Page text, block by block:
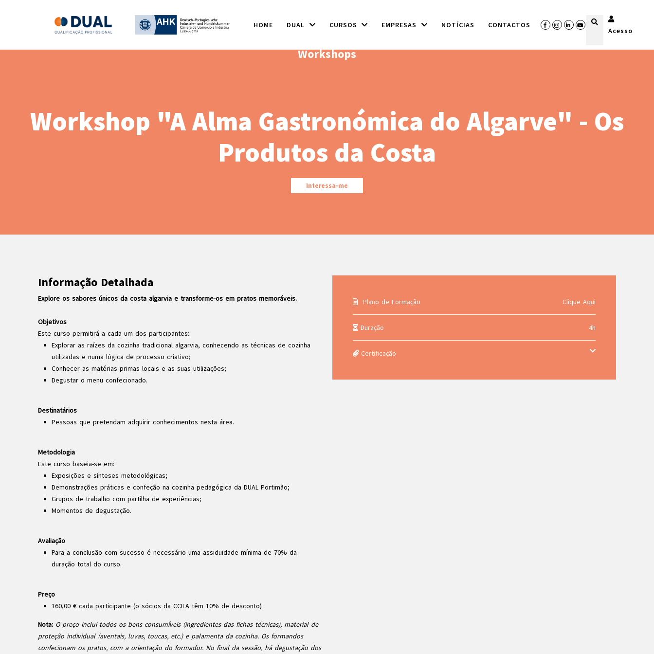
HOME DUAL CURSOS EMPRESAS NOTÍCIAS CONTACTOS
Acesso
Workshops
Workshop "A Alma Gastronómica do Algarve" - Os
Produtos da Costa
Interessa-me
Informação Detalhada
Explore os sabores únicos da costa algarvia e transforme-os em pratos memoráveis.
Objetivos
Este curso permitirá a cada um dos participantes:
Explorar as raízes da cozinha tradicional algarvia, conhecendo as técnicas de cozinha
utilizadas e numa lógica de processo criativo;
Conhecer as matérias primas locais e as suas utilizações;
Degustar o menu confecionado.
Destinatários
Pessoas que pretendam adquirir conhecimentos nesta área.
Metodologia
Este curso baseia-se em:
Exposições e sínteses metodológicas;
Demonstrações práticas e confeção na cozinha pedagógica da DUAL Portimão;
Grupos de trabalho com partilha de experiências;
Momentos de degustação.
Avaliação
Para a conclusão com sucesso é necessário uma assiduidade mínima de 70% da
duração total do curso.
Preço
160,00 € cada participante (o sócios da CCILA têm 10% de desconto)
Nota: O preço inclui todos os bens consumíveis (ingredientes das fichas técnicas), material de
proteção individual (aventais, luvas, toucas, etc.) e palamenta da cozinha. Os formandos
confecionam os pratos, com a orientação do formador. No final da sessão, há degustação dos
Plano de Formação Clique Aqui
Duração 4h
Certificação